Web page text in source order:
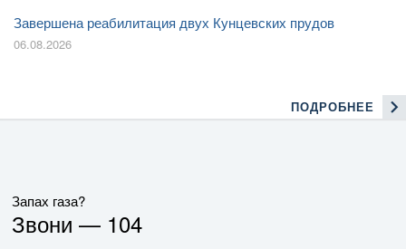
Завершена реабилитация двух Кунцевских прудов
06.08.2026
ПОДРОБНЕЕ
Запах газа?
Звони — 104